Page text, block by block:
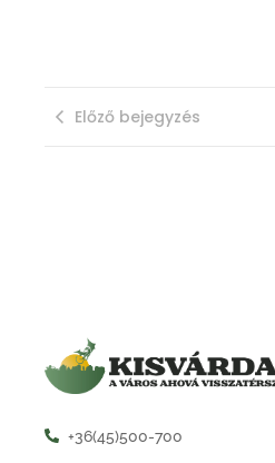
Előző bejegyzés
+36(45)500-700